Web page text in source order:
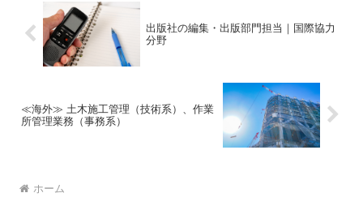
出版社の編集・出版部門担当｜国際協力
分野
≪海外≫ 土木施工管理（技術系）、作業
所管理業務（事務系）
ホーム